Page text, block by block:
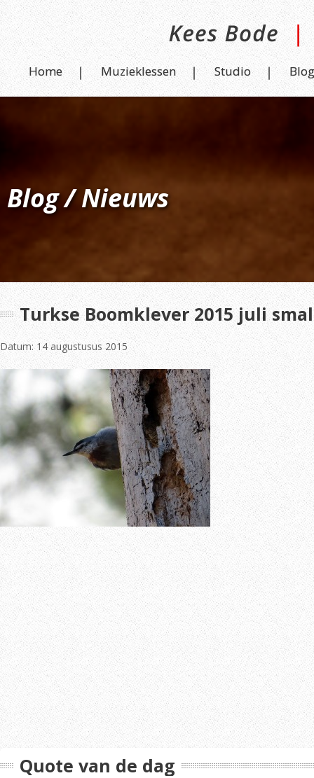
Home Muzieklessen Studio Blog
Blog / Nieuws
Turkse Boomklever 2015 juli
Datum: 14 augustusus 2015
Quote van de dag